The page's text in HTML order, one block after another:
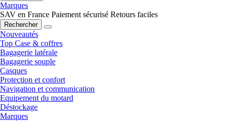
Marques
SAV en France Paiement sécurisé Retours faciles
Rechercher
Nouveautés
Top Case & coffres
Bagagerie latérale
Bagagerie souple
Casques
Protection et confort
Navigation et communication
Equipement du motard
Déstockage
Marques